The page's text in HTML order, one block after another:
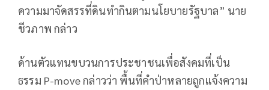
ความมาจัดสรรที่ดินทำกินตามนโยบายรัฐบาล” นาย
ชีวภาพ กล่าว
ด้านตัวแทนขบวนการประชาชนเพื่อสังคมที่เป็น
ธรรม P-move กล่าวว่า พื้นที่คำป่าหลายถูกแจ้งความ